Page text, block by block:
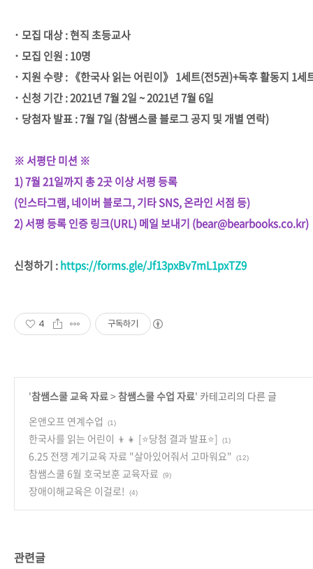
･ 모집 대상:현직 초등교사
･ 모집 인원 : 10명
･ 지원 수량: 《한국사 읽는 어린이》 1세트(전5권)+독후 활동지 1세
･ 신청 기간: 2021년7월2일~ 2021년7월6일
･ 당첨자 발표: 7월7일 (참쌤스쿨 블로그 공지 및 개별 연락)
※ 서평단 미션 ※
1) 7월 21일까지 총 2곳 이상 서평 등록
(인스타그램, 네이버 블로그, 기타 SNS, 온라인 서점 등)
2) 서평 등록 인증 링크(URL) 메일 보내기 (bear@bearbooks.co.kr)
신청하기 :https://forms.gle/Jf13pxBv7mL1pxTZ9
4 구독하기
'참쌤스쿨 교육 자료> 참쌤스쿨 수업 자료' 카테고리의 다른 글
온앤오프 연계수업
(1)
한국사를 읽는 어린이 👦👧 [⭐당첨 결과 발표⭐] (1)
6.25 전쟁 계기교육 자료 "살아있어줘서 고마워요" (12)
참쌤스쿨 6월 호국보훈 교육자료 (9)
장애이해교육은 이걸로! (4)
관련글